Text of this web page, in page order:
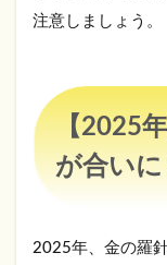
注意しましょう。
【2025
が合い
2025年、金の羅